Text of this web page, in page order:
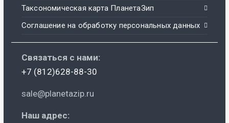
Таксономическая карта ПланетаЗип
Соглашение на обработку персональных данных
Связаться с нами:
+7 (812)628-88-30
sale@planetazip.ru
Наш адрес: